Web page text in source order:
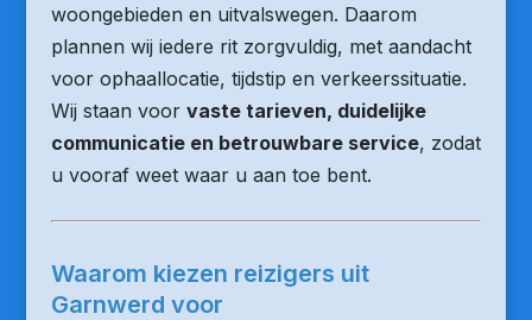
woongebieden en uitvalswegen. Daarom
plannen wij iedere rit zorgvuldig, met aandacht
voor ophaallocatie, tijdstip en verkeerssituatie.
Wij staan voor vaste tarieven, duidelijke
communicatie en betrouwbare service, zodat
u vooraf weet waar u aan toe bent.
Waarom kiezen reizigers uit
Garnwerd voor